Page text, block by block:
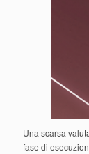
Una scarsa
fase di